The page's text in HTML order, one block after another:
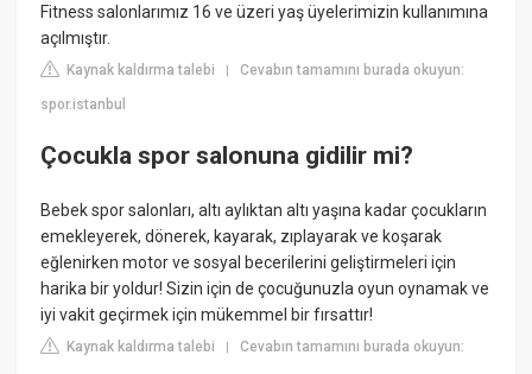
Fitness salonlarımız 16 ve üzeri yaş üyelerimizin kullanımına
açılmıştır.
Kaynak kaldırma talebi |Cevabın tamamını burada okuyun:
spor.istanbul
Çocukla spor salonuna gidilir mi?
Bebek spor salonları, altı aylıktan altı yaşına kadar çocukların
emekleyerek, dönerek, kayarak, zıplayarak ve koşarak
eğlenirken motor ve sosyal becerilerini geliştirmeleri için
harika bir yoldur! Sizin için de çocuğunuzla oyun oynamak ve
iyi vakit geçirmek için mükemmel bir fırsattır!
Kaynak kaldırma talebi |Cevabın tamamını burada okuyun: